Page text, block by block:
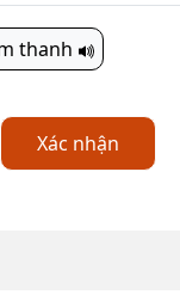
thanh
Xác nhận